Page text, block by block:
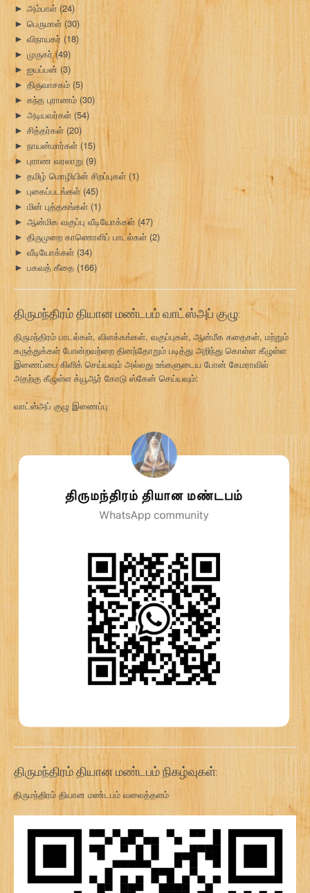
► அம்பாள் (24)
► பெருமாள் (30)
► விநாயகர் (18)
► முருகர்(49)
► ஐயப்பன் (3)
► திருவாசகம் (5)
► கந்த புராணம் (30)
► அடியவர்கள் (54)
► சித்தர்கள் (20)
► நாயன்மார்கள் (15)
► புராண வரலாறு(9)
► தமிழ் மொழியின் சிறப்புகள் (1)
► புகைப்படங்கள் (45)
► மின் புத்தகங்கள் (1)
► ஆன்மிக வகுப்பு வீடியோக்கள் (47)
► திருமுறை காணொளிப் பாடல்கள் (2)
► வீடியோக்கள் (34)
► பகவத் கீதை (166)
திருமந்திரம் தியான மண்டபம் வாட்ஸ்அப் குழு:
திருமந்திரம் பாடல்கள், விளக்கங்கள், வகுப்புகள், ஆன்மீக கதைகள், மற்றும்
கருத்துக்கள் போன்றவற்றை தினந்தோறும் படித்து அறிந்து கொள்ள கீழுள்ள
இணைப்பை கிளிக் செய்யவும் அல்லது உங்களுடைய போன் கேமராவில்
அதற்கு கீழுள்ள க்யூஆர் கோடு ஸ்கேன் செய்யவும்:
வாட்ஸ்அப் குழு இணைப்பு
திருமந்திரம் தியான மண்டபம் நிகழ்வுகள்:
திருமந்திரம் தியான மண்டபம் வலைத்தளம்